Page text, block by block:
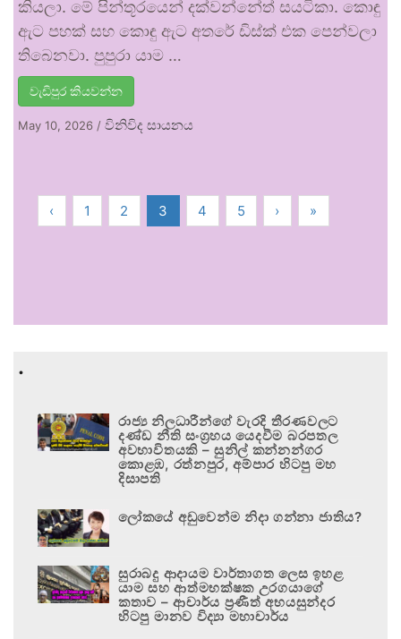
කියලා. මේ පින්තූරයෙන් දක්වන්නේත් සයටිකා. කොඳු
ඇට පහක් සහ කොඳු ඇට අතරේ ඩිස්ක් එක පෙන්වලා
තිබෙනවා. පුපුරා යාම …
වැඩිපුර කියවන්න
May 10, 2026 / විනිවිද සායනය
‹ 1 2 3 4 5 › »
.
රාජ්‍ය නිලධාරීන්ගේ වැරදි තීරණවලට
දණ්ඩ නීති සංග්‍රහය යෙදවීම බරපතල
අවභාවිතයකි – සුනිල් කන්නන්ගර
කොළඹ, රත්නපුර, අම්පාර හිටපු මහ
දිසාපති
ලෝකයේ අඩුවෙන්ම නිදා ගන්නා ජාතිය?
සුරාබදු ආදායම වාර්තාගත ලෙස ඉහළ
යාම සහ ආත්මභක්ෂක උරගයාගේ
කතාව – ආචාර්ය ප්‍රණීත් අභයසුන්දර
හිටපු මානව විද්‍යා මහාචාර්ය